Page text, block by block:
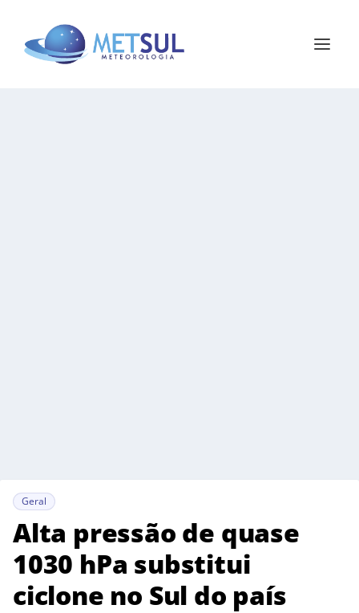
Geral
Alta pressão de quase
1030 hPa substitui
ciclone no Sul do país